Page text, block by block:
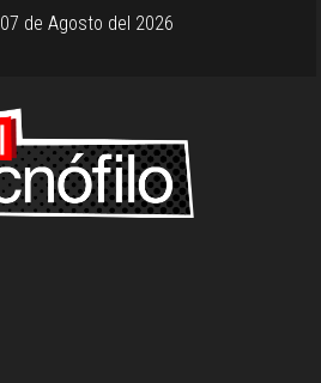
de Agosto del 2026